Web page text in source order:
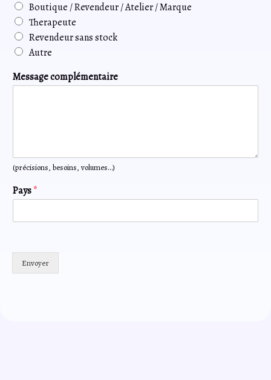
Boutique / Revendeur / Atelier / Marque
Therapeute
Revendeur sans stock
Autre
Message complémentaire
(précisions, besoins, volumes…)
Pays*
Envoyer